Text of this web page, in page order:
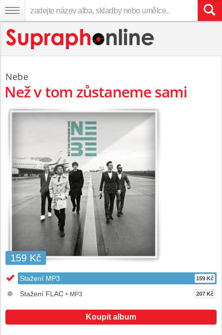
Nebe
Než v tom zůstaneme sami
159 Kč
Stažení MP3 159 Kč
Stažení FLAC + MP3 207 Kč
Koupit album